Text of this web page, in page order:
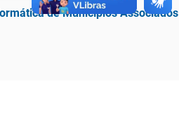
de Municípios Associados